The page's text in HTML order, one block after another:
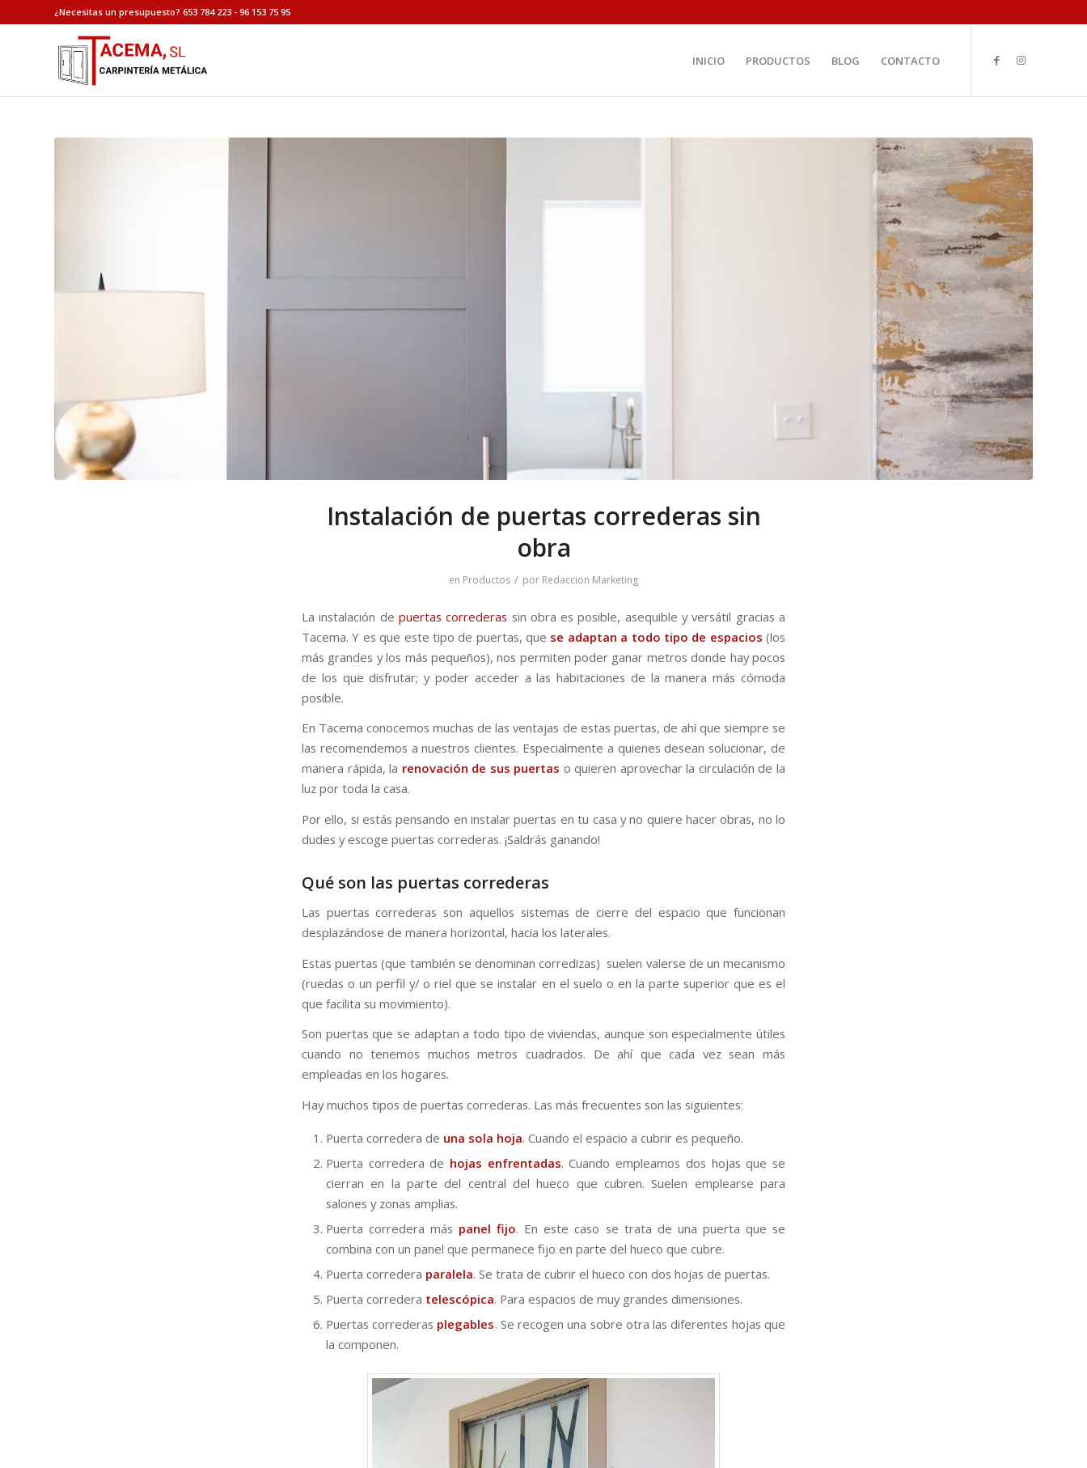
¿Necesitas un presupuesto? 653 784 223 - 96 153 75 95
INICIO PRODUCTOS BLOG CONTACTO
Instalación de puertas correderas sin
obra
en Productos / por Redaccion Marketing
La instalación de puertas correderas sin obra es posible, asequible y versátil gracias a
Tacema. Y es que este tipo de puertas, que se adaptan a todo tipo de espacios (los
más grandes y los más pequeños), nos permiten poder ganar metros donde hay pocos
de los que disfrutar; y poder acceder a las habitaciones de la manera más cómoda
posible.
En Tacema conocemos muchas de las ventajas de estas puertas, de ahí que siempre se
las recomendemos a nuestros clientes. Especialmente a quienes desean solucionar, de
manera rápida, la renovación de sus puertas o quieren aprovechar la circulación de la
luz por toda la casa.
Por ello, si estás pensando en instalar puertas en tu casa y no quiere hacer obras, no lo
dudes y escoge puertas correderas. ¡Saldrás ganando!
Qué son las puertas correderas
Las puertas correderas son aquellos sistemas de cierre del espacio que funcionan
desplazándose de manera horizontal, hacia los laterales.
Estas puertas (que también se denominan corredizas) suelen valerse de un mecanismo
(ruedas o un perfil y/ o riel que se instalar en el suelo o en la parte superior que es el
que facilita su movimiento).
Son puertas que se adaptan a todo tipo de viviendas, aunque son especialmente útiles
cuando no tenemos muchos metros cuadrados. De ahí que cada vez sean más
empleadas en los hogares.
Hay muchos tipos de puertas correderas. Las más frecuentes son las siguientes:
Puerta corredera de una sola hoja. Cuando el espacio a cubrir es pequeño.
Puerta corredera de hojas enfrentadas. Cuando empleamos dos hojas que se
cierran en la parte del central del hueco que cubren. Suelen emplearse para
salones y zonas amplias.
Puerta corredera más panel fijo. En este caso se trata de una puerta que se
combina con un panel que permanece fijo en parte del hueco que cubre.
Puerta corredera paralela. Se trata de cubrir el hueco con dos hojas de puertas.
Puerta corredera telescópica. Para espacios de muy grandes dimensiones.
Puertas correderas plegables. Se recogen una sobre otra las diferentes hojas que
la componen.